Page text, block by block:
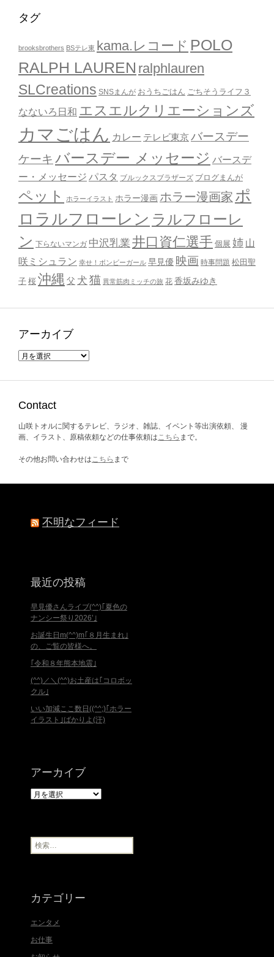
タグ
brooksbrothers BSテレ東 kama.レコード POLO
RALPH LAUREN ralphlauren
SLCreations SNSまんが おうちごはん ごちそうライフ３
なないろ日和 エスエルクリエーションズ
カマごはん カレー テレビ東京バースデー
ケーキ バースデー メッセージ バースデ
ー・メッセージ パスタ ブルックスブラザーズ ブログまんが
ペット ホラーイラスト ホラー漫画 ホラー漫画家 ポ
ロラルフローレン ラルフローレ
ン 下らないマンガ 中沢乳業 井口資仁選手 個展 姉 山
咲ミシュラン 幸せ！ボンビーガール 早見優 映画 時事問題 松田聖
子 桜 沖縄 父 犬 猫 異常筋肉ミッチの旅 花 香坂みゆき
アーカイブ
ア
ブ
Contact
山咲トオルに関するテレビ、ラジオ、雑誌、イベント等出演依頼、 漫
画、イラスト、原稿依頼などの仕事依頼はこちら まで。
その他お問い合わせはこちら まで
不明なフィード
最近の投稿
早見優さんライブ(^^)｢夏色の
ナンシー祭り2026’｣
お誕生日m(^^)m｢８月生まれ｣
の、ご覧の皆様へ。
｢令和８年熊本地震｣
(^^)／＼(^^)お土産は｢コロボッ
クル｣
いい加減ここ数日((^^;)｢ホラー
イラスト｣ばかりよ(汗)
アーカイブ
ア
ブ
検
索
カテゴリー
エンタメ
お仕事